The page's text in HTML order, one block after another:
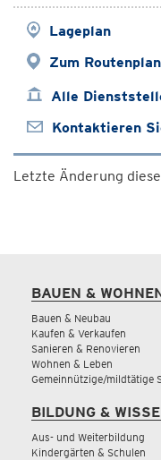
Lageplan
Zum
Alle
Kontaktieren
Letzte Änderung
BAUEN &
Bauen & Neubau
Kaufen & Verkaufen
Sanieren & Renovieren
Wohnen & Leben
Gemeinnützige/mildtätige
BILDUNG &
Aus- und Weiterbildung
Kindergärten & Schulen